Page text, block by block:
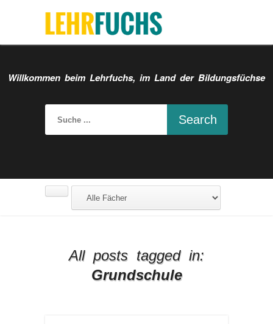
Willkommen beim Lehrfuchs, im Land der Bildungsfüchse
All posts tagged in:
Grundschule